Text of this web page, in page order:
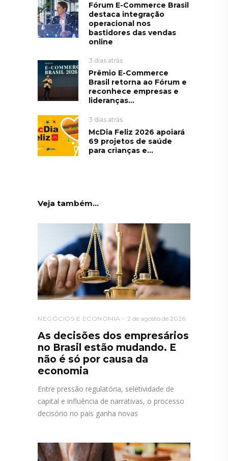
Fórum E-Commerce Brasil
destaca integração
operacional nos
bastidores das vendas
online
3 dias atrás
Prêmio E-Commerce
Brasil retorna ao Fórum e
reconhece empresas e
lideranças...
3 dias atrás
McDia Feliz 2026 apoiará
69 projetos de saúde
para crianças e...
Veja também...
NEGÓCIOS E ECONOMIA 2 de agosto de 2026
As decisões dos empresários
no Brasil estão mudando. E
não é só por causa da
economia
Entre pressão regulatória, seletividade de
capital e influência de narrativas, o processo
decisório no país ganha novas